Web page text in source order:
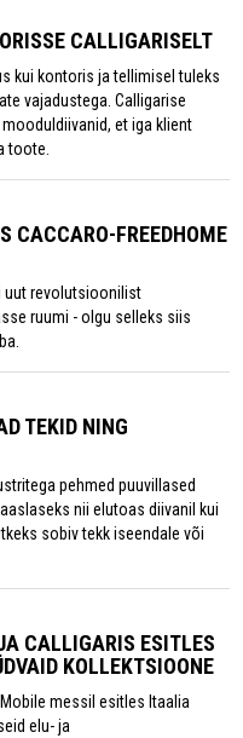
CALLIGARISELT
kui kontoris ja tellimisel tuleks
vajadustega. Calligarise
et iga klient
toote.
CACCARO-FREEDHOME
uut revolutsioonilist
ruumi - olgu selleks siis
TEKID NING
pehmed puuvillased
nii elutoas diivanil kui
sobiv tekk iseendale või
CALLIGARIS ESITLES
KOLLEKTSIOONE
messil esitles Itaalia
elu- ja